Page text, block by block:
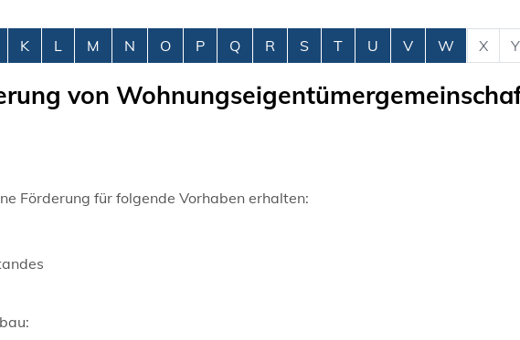
K L M N O P Q R S T U V W X Y
von
Förderung für folgende Vorhaben erhalten: